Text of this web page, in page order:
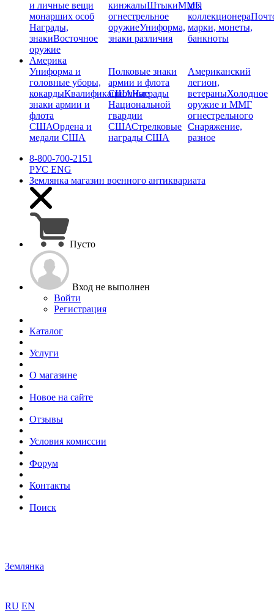
и личные вещи
монарших особ
Награды,
знакиВосточное
оружие
кинжалыШтыкиММГ,
огнестрельное
оружиеУниформа,
знаки различия
для
коллекционера
марки, монеты,
банкноты
Америка
Униформа и
головные уборы,
кокардыКвалификационные
знаки армии и
флота
СШАОрдена и
медали США
Полковые знаки
армии и флота
СШАНаграды
Национальной
гвардии
СШАСтрелковые
награды США
Американский
легион,
ветераныХолодное
оружие и ММГ
огнестрельного
Снаряжение,
разное
8-800-700-2151
РУС ENG
Землянка магазин военного антиквариата
Пусто
Вход не выполнен
Войти
Регистрация
Каталог
Услуги
О магазине
Новое на сайте
Отзывы
Условия комиссии
Форум
Контакты
Поиск
Землянка
RU EN